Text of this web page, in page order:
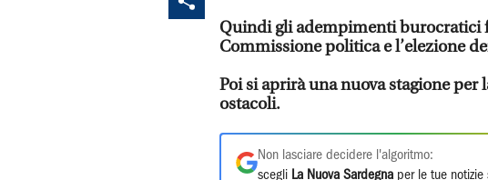
Quindi gli adempimenti burocratici
Commissione politica e l’elezione
Poi si aprirà una nuova stagione per
ostacoli.
Non lasciare decidere l'algoritmo:
scegli La Nuova Sardegna per le tue notizie